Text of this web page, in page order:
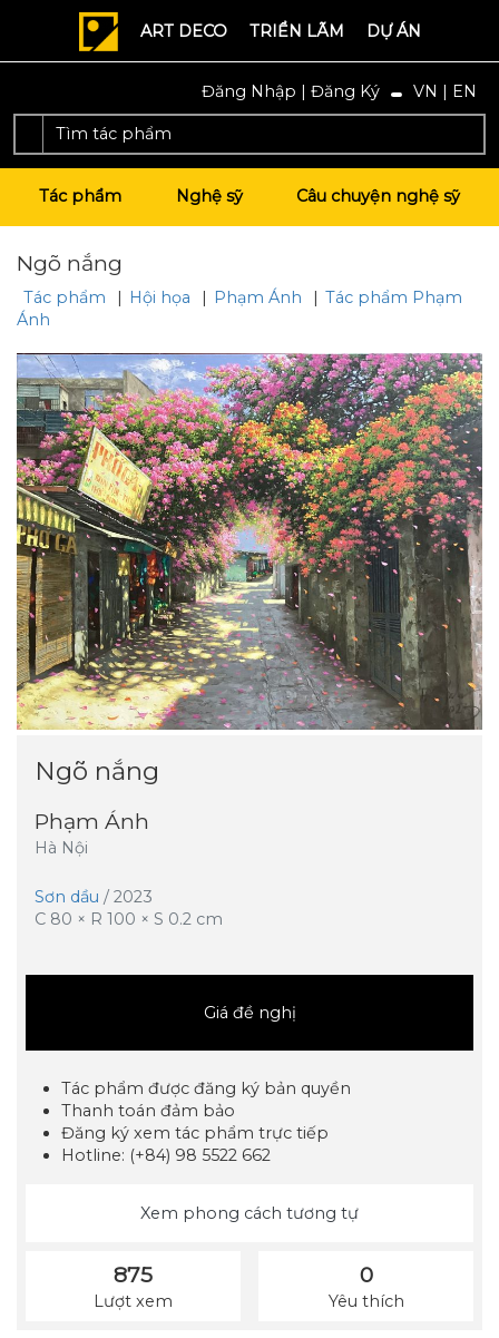
ART DECO TRIỂN LÃM DỰ ÁN
Đăng Nhập | Đăng Ký VN | EN
Tác phẩm Nghệ sỹ Câu chuyện nghệ sỹ
Ngõ nắng
Tác phẩm | Hội họa | Phạm Ánh | Tác phẩm Phạm
Ánh
Ngõ nắng
Phạm Ánh
Hà Nội
Sơn dầu / 2023
C 80 × R 100 × S 0.2 cm
Giá đề nghị
Tác phẩm được đăng ký bản quyền
Thanh toán đảm bảo
Đăng ký xem tác phẩm trực tiếp
Hotline: (+84) 98 5522 662
Xem phong cách tương tự
875
Lượt xem
0
Yêu thích